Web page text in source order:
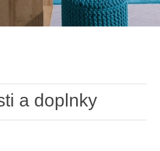
a doplnky